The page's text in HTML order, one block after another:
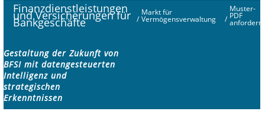
Finanzdienstleistungen
und Versicherungen für
Bankgeschäfte /
Markt für
Vermögensverwaltung /
Muster-
PDF
anfordern
Gestaltung der Zukunft von
BFSI mit datengesteuerten
Intelligenz und
strategischen
Erkenntnissen